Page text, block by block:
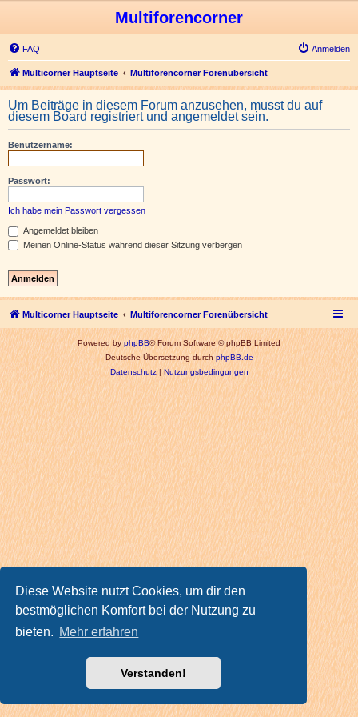
Diese Website nutzt Cookies, um dir den
bestmöglichen Komfort bei der Nutzung zu
bieten. Mehr erfahren
Verstanden!
Multiforencorner
FAQ Anmelden
Multicorner Hauptseite Multiforencorner Forenübersicht
Um Beiträge in diesem Forum anzusehen, musst du auf
diesem Board registriert und angemeldet sein.
Benutzername:
Passwort:
Ich habe mein Passwort vergessen
Angemeldet bleiben
Meinen Online-Status während dieser Sitzung verbergen
Multicorner Hauptseite Multiforencorner Forenübersicht
Powered byphpBB® Forum Software © phpBB Limited
Deutsche Übersetzung durchphpBB.de
Datenschutz|Nutzungsbedingungen